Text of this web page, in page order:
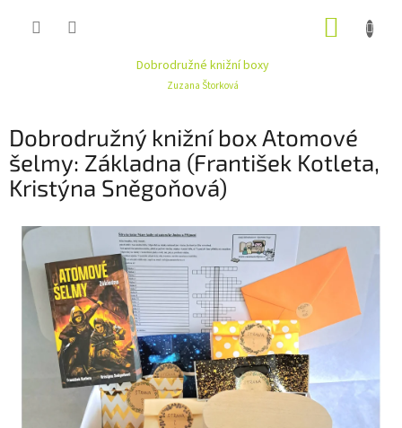
Dobrodružné knižní boxy
Zuzana Štorková
Dobrodružný knižní box Atomové
šelmy: Základna (František Kotleta,
Kristýna Sněgoňová)